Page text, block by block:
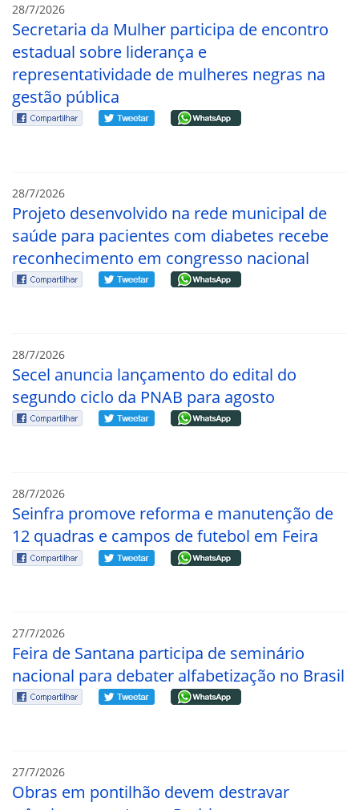
28/7/2026
Secretaria da Mulher participa de encontro
estadual sobre liderança e
representatividade de mulheres negras na
gestão pública
28/7/2026
Projeto desenvolvido na rede municipal de
saúde para pacientes com diabetes recebe
reconhecimento em congresso nacional
28/7/2026
Secel anuncia lançamento do edital do
segundo ciclo da PNAB para agosto
28/7/2026
Seinfra promove reforma e manutenção de
12 quadras e campos de futebol em Feira
27/7/2026
Feira de Santana participa de seminário
nacional para debater alfabetização no Brasil
27/7/2026
Obras em pontilhão devem destravar